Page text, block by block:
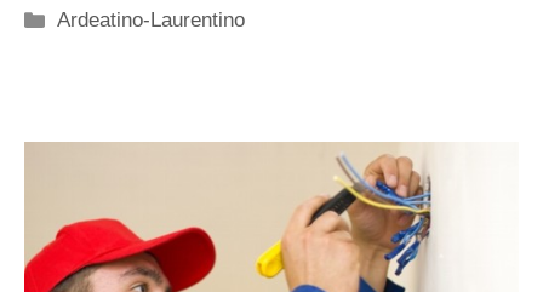
Categorie
Ardeatino-Laurentino